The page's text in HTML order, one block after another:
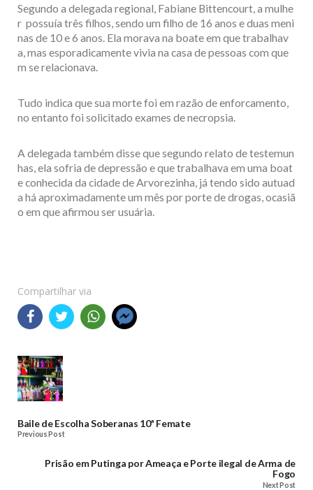
Segundo a delegada regional, Fabiane Bittencourt, a mulhe
r possuía três filhos, sendo um filho de 16 anos e duas meni
nas de 10 e 6 anos. Ela morava na boate em que trabalhav
a, mas esporadicamente vivia na casa de pessoas com que
m se relacionava.
Tudo indica que sua morte foi em razão de enforcamento,
no entanto foi solicitado exames de necropsia.
A delegada também disse que segundo relato de testemun
has, ela sofria de depressão e que trabalhava em uma boat
e conhecida da cidade de Arvorezinha, já tendo sido autuad
a há aproximadamente um mês por porte de drogas, ocasiã
o em que afirmou ser usuária.
Compartilhar via
Baile de Escolha Soberanas 10ª Femate
Previous Post
Prisão em Putinga por Ameaça e Porte ilegal de Arma de
Fogo
Next Post